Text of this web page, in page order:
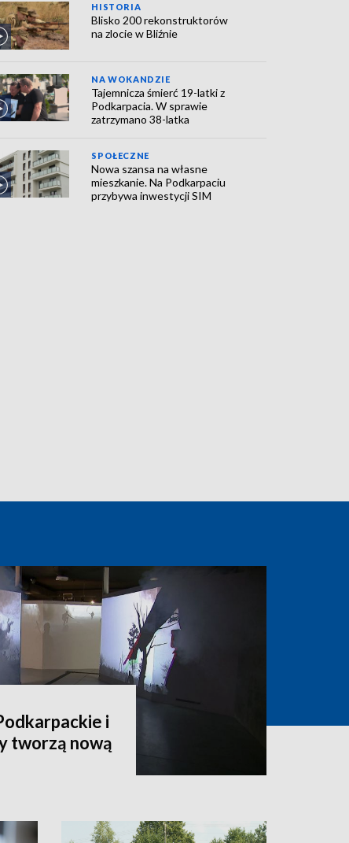
HISTORIA
Blisko 200 rekonstruktorów
na zlocie w Bliźnie
NA WOKANDZIE
Tajemnicza śmierć 19-latki z
Podkarpacia. W sprawie
zatrzymano 38-latka
SPOŁECZNE
Nowa szansa na własne
mieszkanie. Na Podkarpaciu
przybywa inwestycji SIM
i
tworzą nową